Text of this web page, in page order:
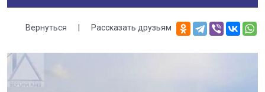
Вернуться | Рассказать друзьям
Галерея